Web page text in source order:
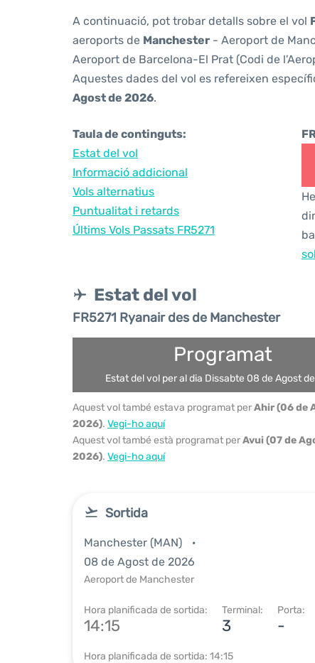
A continuació, pot trobar detalls sobre el vol
aeroports de Manchester - Aeroport de
Aeroport de Barcelona-El Prat (Codi de
Aquestes dades del vol es refereixen
Agost de 2026.
Taula de continguts:
Estat del vol
Informació addicional
Vols alternatius
Puntualitat i retards
Últims Vols Passats FR5271
Estat del vol
FR5271 Ryanair des de Manchester
Programat
Estat del vol per al dia Dissabte 08 de Agost
Aquest vol també estava programat perAhir (06 de
2026). Vegi-ho aquí
Aquest vol també està programat perAvui (07 de
2026). Vegi-ho aquí
Sortida
Manchester (MAN)
08 de Agost de 2026
Aeroport de Manchester
Hora planificada de sortida:
14:15
Terminal:
3
Porta:
-
Hora planificada de sortida: 14:15